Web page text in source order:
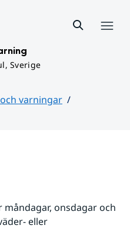
Sverige
varningar
onsdagar och
eller